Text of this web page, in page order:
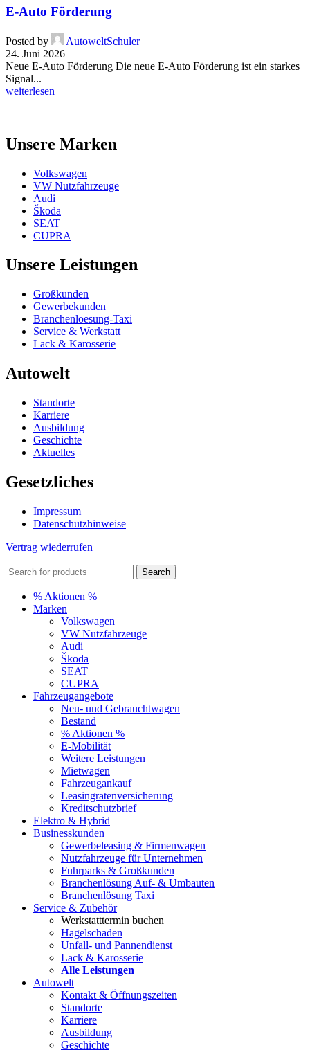
E-Auto Förderung
Posted by
AutoweltSchuler
24. Juni 2026
Neue E-Auto Förderung Die neue E-Auto Förderung ist ein starkes
Signal...
weiterlesen
Unsere Marken
Volkswagen
VW Nutzfahrzeuge
Audi
Škoda
SEAT
CUPRA
Unsere Leistungen
Großkunden
Gewerbekunden
Branchenloesung-Taxi
Service & Werkstatt
Lack & Karosserie
Autowelt
Standorte
Karriere
Ausbildung
Geschichte
Aktuelles
Gesetzliches
Impressum
Datenschutzhinweise
Vertrag wiederrufen
Search
% Aktionen %
Marken
Volkswagen
VW Nutzfahrzeuge
Audi
Škoda
SEAT
CUPRA
Fahrzeugangebote
Neu- und Gebrauchtwagen
Bestand
% Aktionen %
E-Mobilität
Weitere Leistungen
Mietwagen
Fahrzeugankauf
Leasingratenversicherung
Kreditschutzbrief
Elektro & Hybrid
Businesskunden
Gewerbeleasing & Firmenwagen
Nutzfahrzeuge für Unternehmen
Fuhrparks & Großkunden
Branchenlösung Auf- & Umbauten
Branchenlösung Taxi
Service & Zubehör
Werkstatttermin buchen
Hagelschaden
Unfall- und Pannendienst
Lack & Karosserie
Alle Leistungen
Autowelt
Kontakt & Öffnungszeiten
Standorte
Karriere
Ausbildung
Geschichte